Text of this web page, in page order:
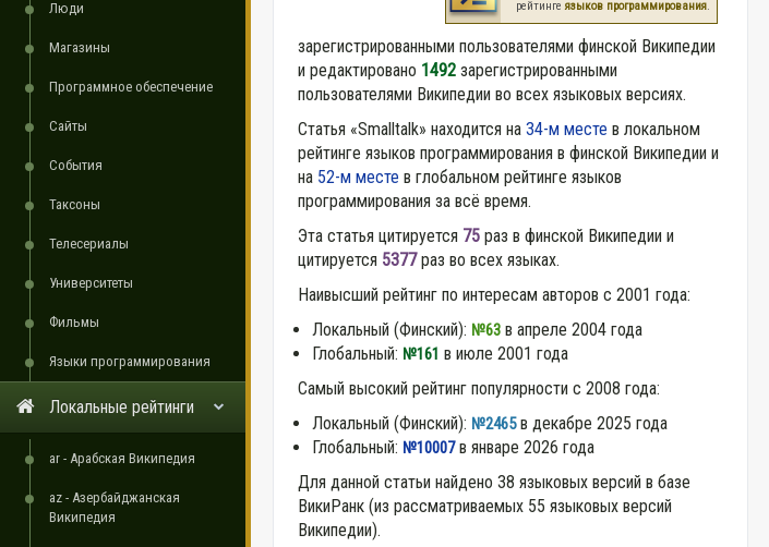
Люди
Магазины
Программное обеспечение
Сайты
События
Таксоны
Телесериалы
Университеты
Фильмы
Языки программирования
Локальные рейтинги
ar - Арабская Википедия
az - Азербайджанская
Википедия
рейтингеязыков программирования.
зарегистрированными пользователями финской Википедии
и редактировано 1492 зарегистрированными
пользователями Википедии во всех языковых версиях.
Статья «Smalltalk» находится на 34-м месте в локальном
рейтинге языков программирования в финской Википедии и
на 52-м месте в глобальном рейтинге языков
программирования за всё время.
Эта статья цитируется 75 раз в финской Википедии и
цитируется 5377раз во всех языках.
Наивысший рейтинг по интересам авторов с 2001 года:
Локальный (Финский): №63 в апреле 2004 года
Глобальный: №161 в июле 2001 года
Самый высокий рейтинг популярности с 2008 года:
Локальный (Финский): №2465в декабре 2025 года
Глобальный: №10007в январе 2026 года
Для данной статьи найдено 38 языковых версий в базе
ВикиРанк (из рассматриваемых 55 языковых версий
Википедии).